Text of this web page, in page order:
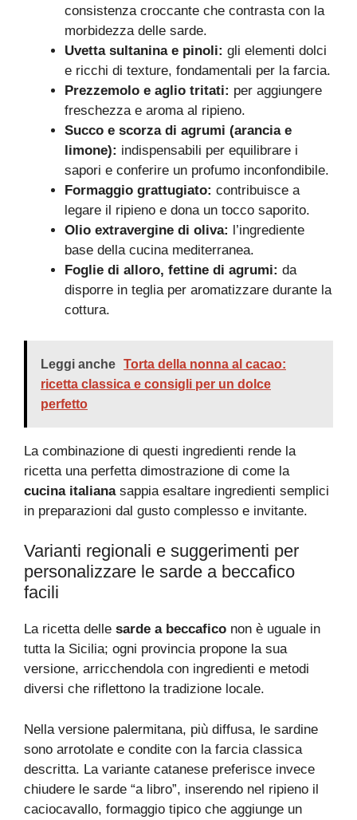
consistenza croccante che contrasta con la
morbidezza delle sarde.
Uvetta sultanina e pinoli: gli elementi dolci
e ricchi di texture, fondamentali per la farcia.
Prezzemolo e aglio tritati: per aggiungere
freschezza e aroma al ripieno.
Succo e scorza di agrumi (arancia e
limone): indispensabili per equilibrare i
sapori e conferire un profumo inconfondibile.
Formaggio grattugiato: contribuisce a
legare il ripieno e dona un tocco saporito.
Olio extravergine di oliva: l’ingrediente
base della cucina mediterranea.
Foglie di alloro, fettine di agrumi: da
disporre in teglia per aromatizzare durante la
cottura.
Leggi anche Torta della nonna al cacao:
ricetta classica e consigli per un dolce
perfetto
La combinazione di questi ingredienti rende la
ricetta una perfetta dimostrazione di come la
cucina italianasappia esaltare ingredienti semplici
in preparazioni dal gusto complesso e invitante.
Varianti regionali e suggerimenti per
personalizzare le sarde a beccafico
facili
La ricetta delle sarde a beccafico non è uguale in
tutta la Sicilia; ogni provincia propone la sua
versione, arricchendola con ingredienti e metodi
diversi che riflettono la tradizione locale.
Nella versione palermitana, più diffusa, le sardine
sono arrotolate e condite con la farcia classica
descritta. La variante catanese preferisce invece
chiudere le sarde “a libro”, inserendo nel ripieno il
caciocavallo, formaggio tipico che aggiunge un